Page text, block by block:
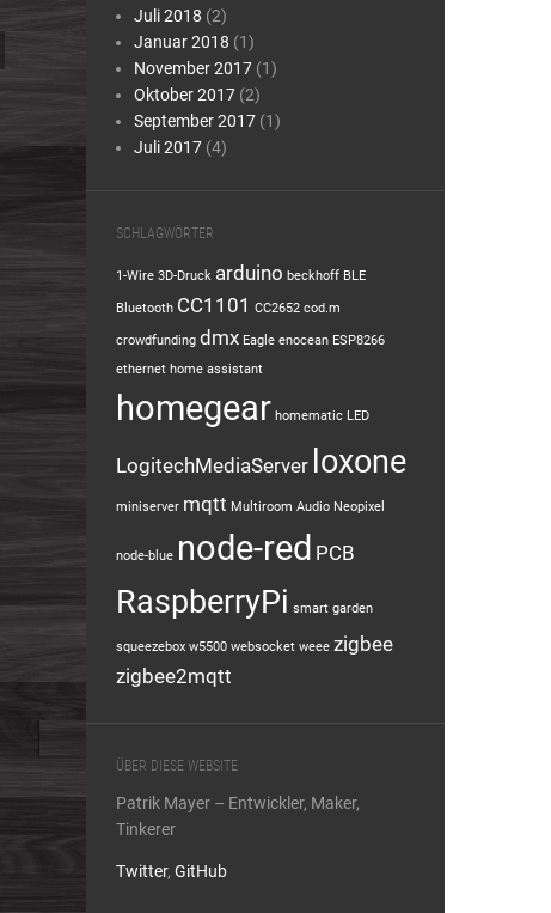
Juli 2018 (2)
Januar 2018 (1)
November 2017 (1)
Oktober 2017 (2)
September 2017 (1)
Juli 2017 (4)
SCHLAGWÖRTER
1-Wire 3D-Druck arduino beckhoff BLE
Bluetooth CC1101 CC2652 cod.m
crowdfunding dmx Eagle enocean ESP8266
ethernet home assistant
homegear homematic LED
LogitechMediaServer loxone
miniserver mqtt Multiroom Audio Neopixel
node-blue node-red PCB
RaspberryPi smart garden
squeezebox w5500 websocket weee zigbee
zigbee2mqtt
ÜBER DIESE WEBSITE
Patrik Mayer – Entwickler, Maker,
Tinkerer
Twitter, GitHub